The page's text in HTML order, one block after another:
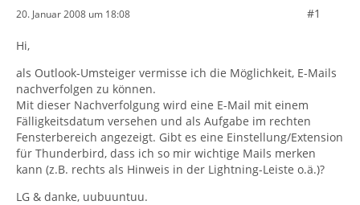
20. Januar 2008 um 18:08 #1
Hi,
als Outlook-Umsteiger vermisse ich die Möglichkeit, E-Mails
nachverfolgen zu können.
Mit dieser Nachverfolgung wird eine E-Mail mit einem
Fälligkeitsdatum versehen und als Aufgabe im rechten
Fensterbereich angezeigt. Gibt es eine Einstellung/Extension
für Thunderbird, dass ich so mir wichtige Mails merken
kann (z.B. rechts als Hinweis in der Lightning-Leiste o.ä.)?
LG & danke, uubuuntuu.